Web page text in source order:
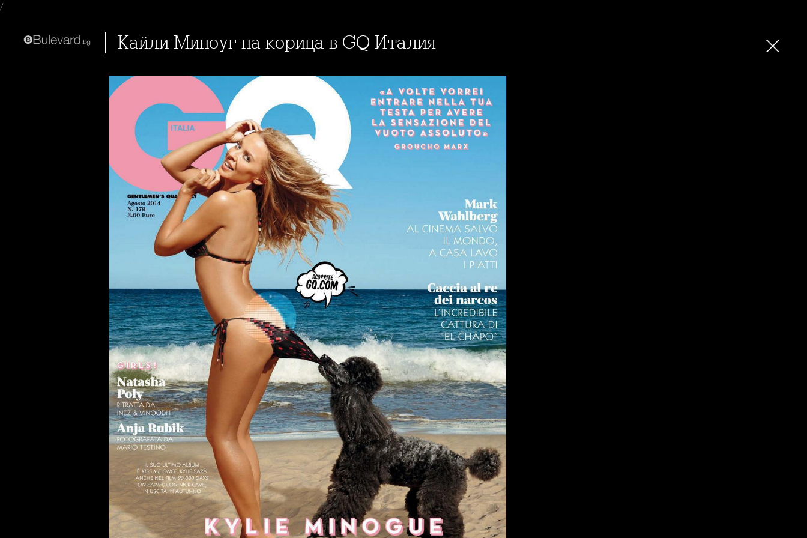
/
Кайли Миноуг на корица в GQ Италия